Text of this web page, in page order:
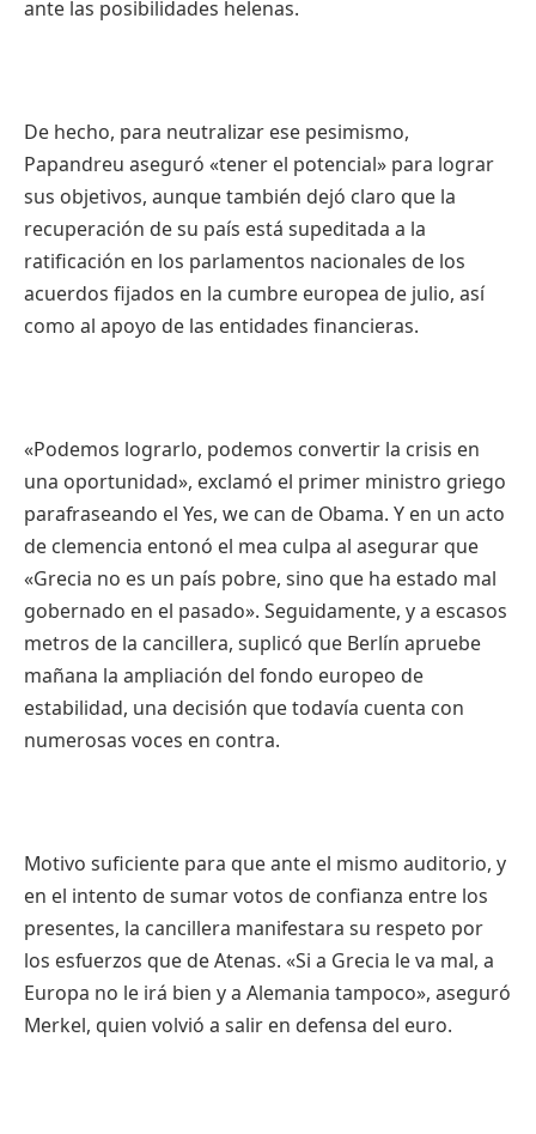
ante las posibilidades helenas.
De hecho, para neutralizar ese pesimismo,
Papandreu aseguró «tener el potencial» para lograr
sus objetivos, aunquetambién dejó claro que la
recuperación desu país está supeditada a la
ratificación en los parlamentos nacionales de los
acuerdos fijados en la cumbre europea de julio, así
como al apoyo de las entidades financieras.
«Podemos lograrlo, podemos convertir la crisis en
una oportunidad», exclamó el primer ministro griego
parafraseando el Yes, we can de Obama. Y en un acto
de clemencia entonó el mea culpa al asegurar que
«Grecia no es un país pobre, sino que ha estado mal
gobernado en el pasado». Seguidamente, y a escasos
metros de la cancillera, suplicó que Berlín apruebe
mañana la ampliación del fondo europeo de
estabilidad, una decisión quetodavía cuenta con
numerosas voces en contra.
Motivo suficiente para queante el mismo auditorio, y
en el intento desumarvotos de confianza entre los
presentes, la cancillera manifestara su respeto por
los esfuerzos que deAtenas. «Si a Grecia leva mal, a
Europa no le irá bien y a Alemania tampoco», aseguró
Merkel, quien volvió a salir en defensa del euro.